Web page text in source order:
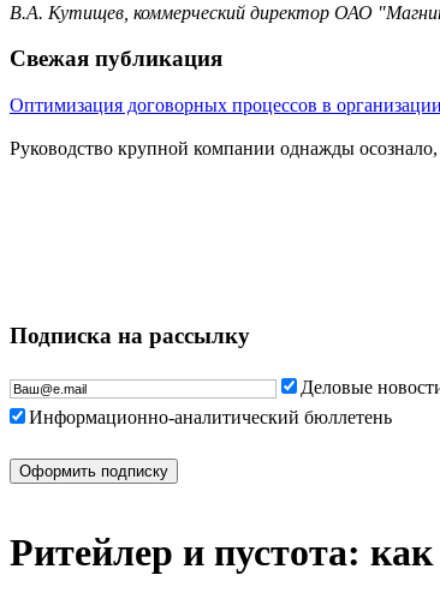
В.А. Кутищев, коммерческий директор ОАО
Свежая публикация
Оптимизация договорных процессов в организации
Руководство крупной компании однажды
Подписка на рассылку
Деловые
Информационно-аналитический бюллетень
Ритейлер и пустота: